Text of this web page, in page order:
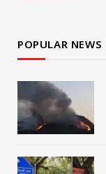
POPULAR NEWS